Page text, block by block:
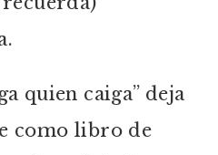
quien caiga” deja
como libro de